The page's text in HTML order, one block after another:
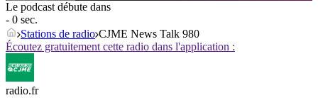
Le podcast débute dans
- 0 sec.
Stations de radio CJME News Talk 980
Écoutez gratuitement cette radio dans l'application :
radio.fr